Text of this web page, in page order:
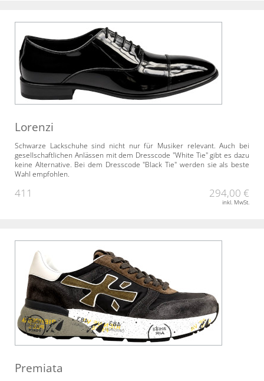
Lorenzi
Schwarze Lackschuhe sind nicht nur für Musiker relevant. Auch bei
gesellschaftlichen Anlässen mit dem Dresscode "White Tie" gibt es dazu
keine Alternative. Bei dem Dresscode "Black Tie" werden sie als beste
Wahl empfohlen.
411 294,00 €
inkl. MwSt.
Premiata